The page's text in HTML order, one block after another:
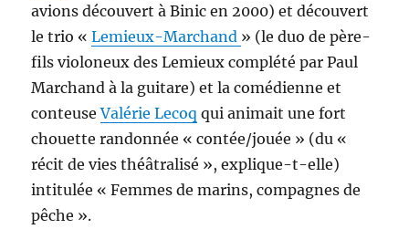
avions découvert à Binic en 2000) et découvert
le trio «Lemieux-Marchand » (le duo de père-
fils violoneux des Lemieux complété par Paul
Marchand à la guitare) et la comédienne et
conteuseValérie Lecoq qui animait une fort
chouette randonnée « contée/jouée » (du «
récit de vies théâtralisé », explique-t-elle)
intitulée « Femmes de marins, compagnes de
pêche ».